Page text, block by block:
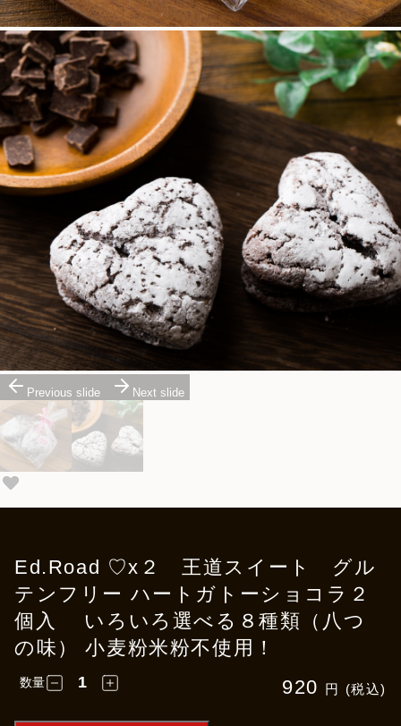
Previous slide Next slide
Ed.Road ♡x２ 王道スイート グル
テンフリー ハートガトーショコラ２
個入 いろいろ選べる８種類（八つ
の味） 小麦粉米粉不使用！
920 円 (税込)
数量